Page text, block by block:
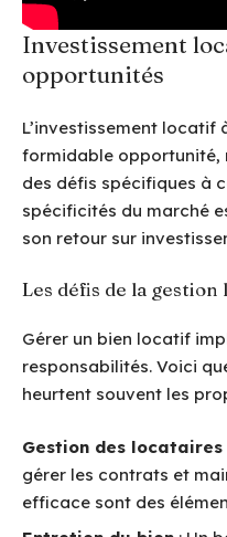
Investissement
opportunités
L’investissement locatif
formidable opportunité,
des défis spécifiques à
spécificités du marché
son retour sur
Les défis de la gestion
Gérer un bien locatif
responsabilités. Voici
heurtent souvent les
Gestion des locataires
gérer les contrats et
efficace sont des